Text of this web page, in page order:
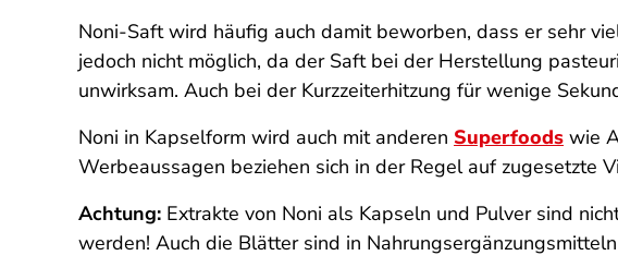
Noni-Saft wird häufig auch damit beworben, dass er sehr
jedoch nicht möglich, da der Saft bei der Herstellung
unwirksam. Auch bei der Kurzzeiterhitzung für wenige
Noni in Kapselform wird auch mit anderen Superfoods wie
Werbeaussagen beziehen sich in der Regel auf zugesetzte
Achtung: Extrakte von Noni als Kapseln und Pulver sind
werden! Auch die Blätter sind in